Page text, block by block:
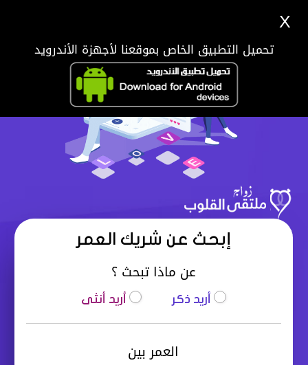
إبحث عن شريك العمر
عن ماذا تبحث ؟
أريد ذكر أريد أنثى
العمر بين
X
تحميل التطبيق الخاص بموقعنا لأجهزة الأندرويد